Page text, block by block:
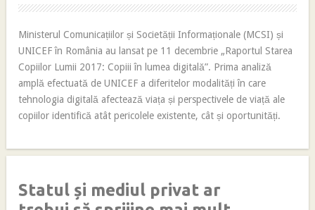
Ministerul Comunicațiilor și Societății Informaționale (MCSI) și
UNICEF în România au lansat pe 11 decembrie „Raportul Starea
Copiilor Lumii 2017: Copiii în lumea digitală”. Prima analiză
amplă efectuată de UNICEF a diferitelor modalități în care
tehnologia digitală afectează viața și perspectivele de viață ale
copiilor identifică atât pericolele existente, cât și oportunități.
Statul și mediul privat ar